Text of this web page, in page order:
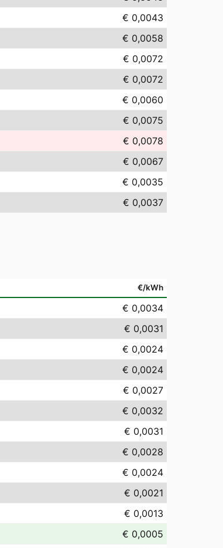
€ 0,0043
€ 0,0058
€ 0,0072
€ 0,0072
€ 0,0060
€ 0,0075
€ 0,0078
€ 0,0067
€ 0,0035
€ 0,0037
€/kWh
€ 0,0034
€ 0,0031
€ 0,0024
€ 0,0024
€ 0,0027
€ 0,0032
€ 0,0031
€ 0,0028
€ 0,0024
€ 0,0021
€ 0,0013
€ 0,0005